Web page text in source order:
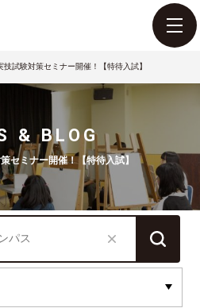
技試験対策セミナー開催！【特待入試】
& BLOG
セミナー開催！【特待入試】